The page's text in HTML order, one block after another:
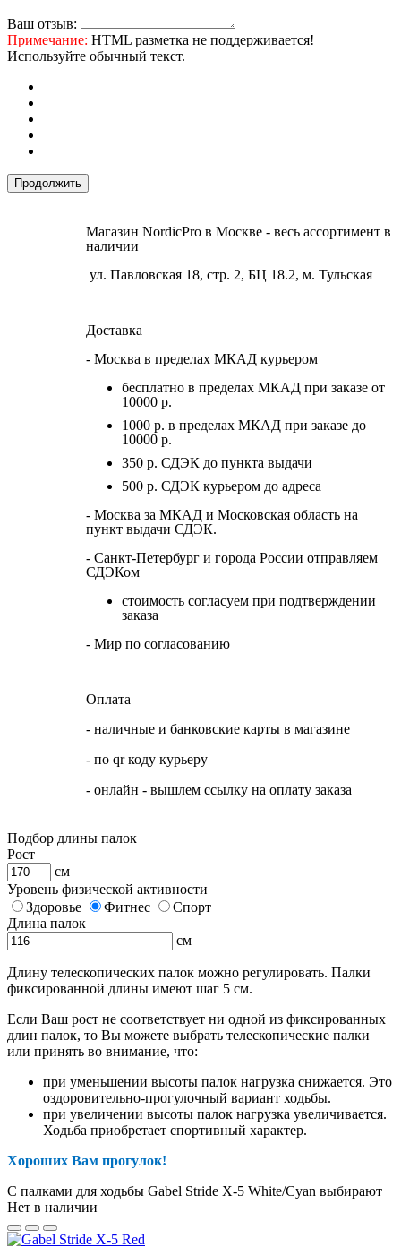
Ваш отзыв:
Примечание: HTML разметка не поддерживается!
Используйте обычный текст.
Продолжить
Магазин NordicPro в Москве - весь ассортимент в
наличии
ул. Павловская 18, стр. 2, БЦ 18.2, м. Тульская
Доставка
- Москва в пределах МКАД курьером
бесплатно в пределах МКАД при заказе от
10000 р.
1000 р. в пределах МКАД при заказе до
10000 р.
350 р. СДЭК до пункта выдачи
500 р. СДЭК курьером до адреса
- Москва за МКАД и Московская область на
пункт выдачи СДЭК.
- Санкт-Петербург и города России отправляем
СДЭКом
стоимость согласуем при подтверждении
заказа
- Мир по согласованию
Оплата
- наличные и банковские карты в магазине
- по qr коду курьеру
- онлайн - вышлем ссылку на оплату заказа
Подбор длины палок
Рост
см
Уровень физической активности
Здоровье
Фитнес
Спорт
Длина палок
см
Длину телескопических палок можно регулировать. Палки
фиксированной длины имеют шаг 5 см.
Если Ваш рост не соответствует ни одной из фиксированных
длин палок, то Вы можете выбрать телескопические палки
или принять во внимание, что:
при уменьшении высоты палок нагрузка снижается. Это
оздоровительно-прогулочный вариант ходьбы.
при увеличении высоты палок нагрузка увеличивается.
Ходьба приобретает спортивный характер.
Хороших Вам прогулок!
С палками для ходьбы Gabel Stride X-5 White/Cyan выбирают
Нет в наличии